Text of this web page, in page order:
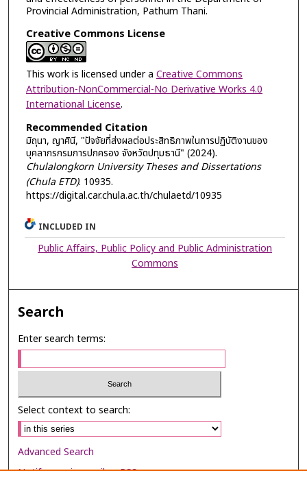
Provincial Administration, Pathum Thani.
Creative Commons License
This work is licensed under a Creative Commons
Attribution-NonCommercial-No Derivative Works 4.0
International License.
Recommended Citation
มิถุนา, ญาศินี, "ปัจจัยที่ส่งผลต่อประสิทธิภาพในการปฏิบัติงานของ
บุคลากรกรมการปกครอง จังหวัดปทุมธานี" (2024).
Chulalongkorn University Theses and Dissertations
(Chula ETD). 10935.
https://digital.car.chula.ac.th/chulaetd/10935
INCLUDED IN
Public Affairs, Public Policy and Public Administration
Commons
Search
Enter search terms:
Select context to search:
Advanced Search
Notify me via email orRSS